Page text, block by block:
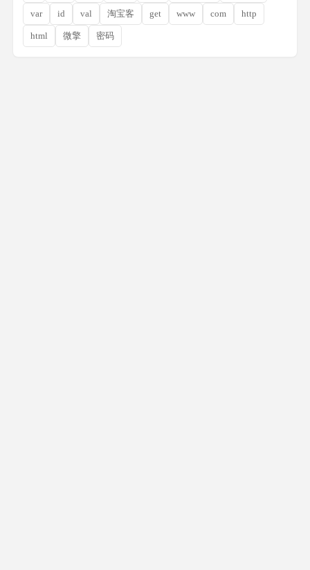
var id val 淘宝客 get www com http
html 微擎 密码